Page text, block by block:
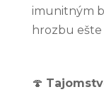
imunitným
hrozbu ešte
🍄